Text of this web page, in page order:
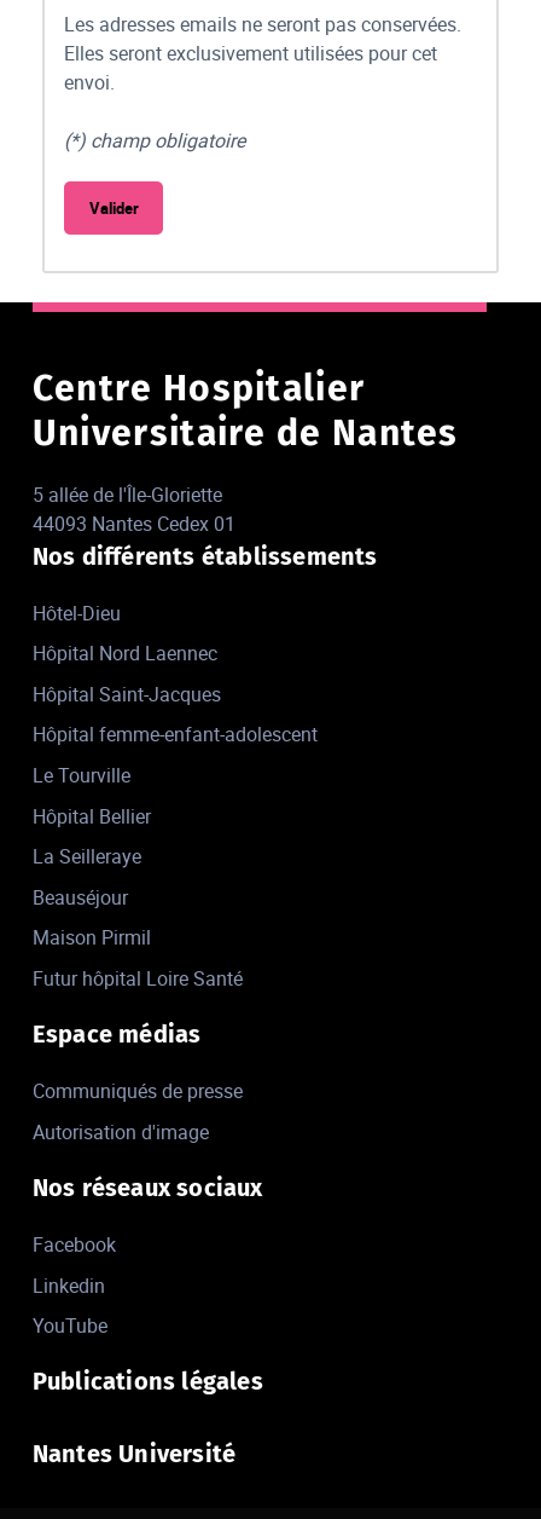
Les adresses emails ne seront pas conservées.
Elles seront exclusivement utilisées pour cet
envoi.
(*) champ obligatoire
Centre Hospitalier
Universitaire de Nantes
5 allée de l'Île-Gloriette
44093 Nantes Cedex 01
Nos différents établissements
Hôtel-Dieu
Hôpital Nord Laennec
Hôpital Saint-Jacques
Hôpital femme-enfant-adolescent
Le Tourville
Hôpital Bellier
La Seilleraye
Beauséjour
Maison Pirmil
Futur hôpital Loire Santé
Espace médias
Communiqués de presse
Autorisation d'image
Nos réseaux sociaux
Facebook
Linkedin
YouTube
Publications légales
Nantes Université